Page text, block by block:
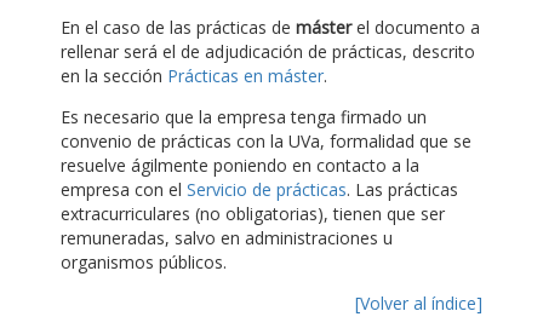
En el caso de las prácticas de másterel documento a
rellenar será el de adjudicación de prácticas, descrito
en la sección Prácticas en máster.
Es necesario que la empresa tenga firmado un
convenio de prácticas con la UVa, formalidad que se
resuelve ágilmente poniendo en contacto a la
empresa con el Servicio de prácticas. Las prácticas
extracurriculares (no obligatorias), tienen que ser
remuneradas, salvo en administraciones u
organismos públicos.
[Volver al índice]